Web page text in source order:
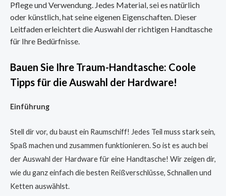
Pflege und Verwendung. Jedes Material, sei es natürlich
oder künstlich, hat seine eigenen Eigenschaften. Dieser
Leitfaden erleichtert die Auswahl der richtigen Handtasche
für Ihre Bedürfnisse.
Bauen Sie Ihre Traum-Handtasche: Coole
Tipps für die Auswahl der Hardware!
Einführung
Stell dir vor, du baust ein Raumschiff! Jedes Teil muss stark sein,
Spaß machen und zusammen funktionieren. So ist es auch bei
der Auswahl der Hardware für eine Handtasche! Wir zeigen dir,
wie du ganz einfach die besten Reißverschlüsse, Schnallen und
Ketten auswählst.